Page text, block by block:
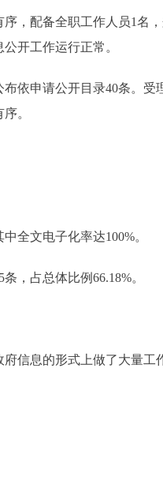
配备全职工作人员1名
开工作运行正常。
申请公开目录40条。受
。
文电子化率达100%。
占总体比例66.18%。
息的形式上做了大量工